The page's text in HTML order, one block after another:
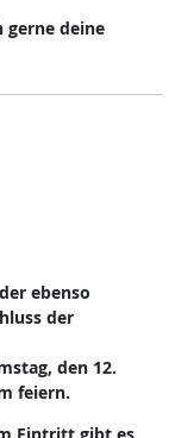
deine
ebenso
der
den 12.
feiern.